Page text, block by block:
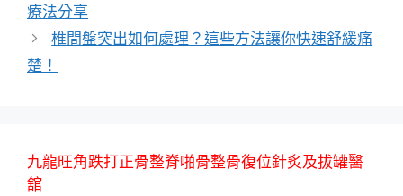
療法分享
椎間盤突出如何處理？這些方法讓你快速舒緩痛
楚！
九龍旺角跌打正骨整脊啪骨整骨復位針炙及拔罐醫
舘